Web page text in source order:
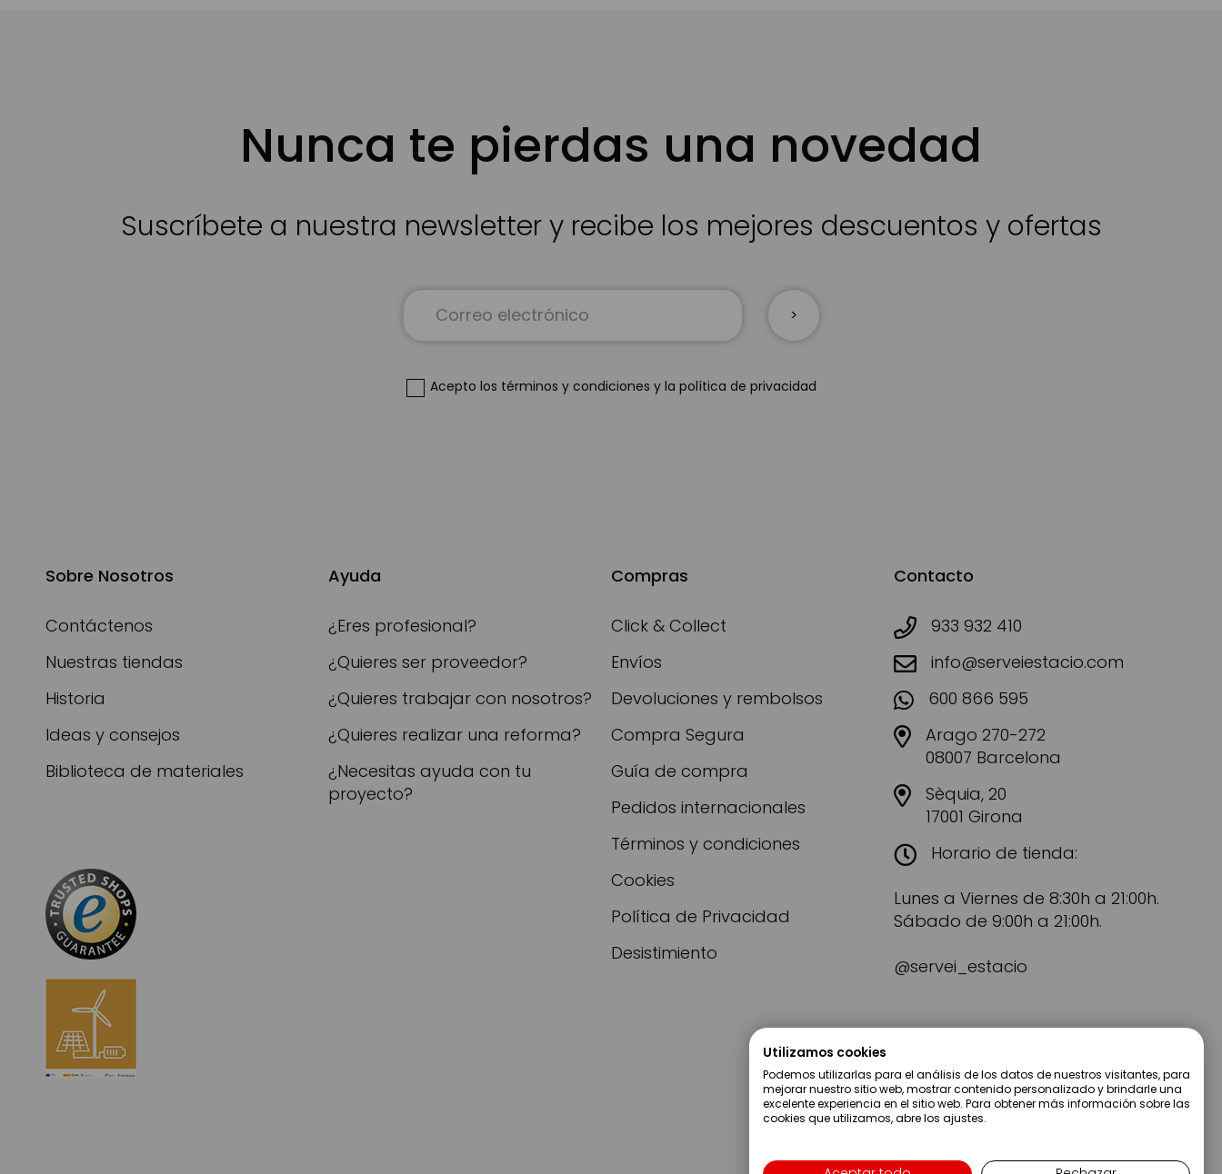
Nunca te pierdas una novedad
Suscríbete a nuestra newsletter y recibe los mejores descuentos y ofertas
a
noticias:
Acepto los términos y condiciones y la política de privacidad
Sobre Nosotros
Contáctenos
Nuestras tiendas
Historia
Ideas y consejos
Biblioteca de materiales
Ayuda
¿Eres profesional?
¿Quieres ser proveedor?
¿Quieres trabajar con nosotros?
¿Quieres realizar una reforma?
¿Necesitas ayuda con tu
proyecto?
Compras
Click & Collect
Envíos
Devoluciones y rembolsos
Compra Segura
Guía de compra
Pedidos internacionales
Términos y condiciones
Cookies
Política de Privacidad
Desistimiento
Contacto
933 932 410
info@serveiestacio.com
600 866 595
Arago 270-272
08007 Barcelona
Sèquia, 20
17001 Girona
Horario de tienda:
Lunes a Viernes de 8:30h a 21:00h.
Sábado de 9:00h a 21:00h.
@servei_estacio
Utilizamos cookies
Podemos utilizarlas para el análisis de los datos de nuestros visitantes, para
mejorar nuestro sitio web, mostrar contenido personalizado y brindarle una
excelente experiencia en el sitio web. Para obtener más información sobre las
cookies que utilizamos, abre los ajustes.